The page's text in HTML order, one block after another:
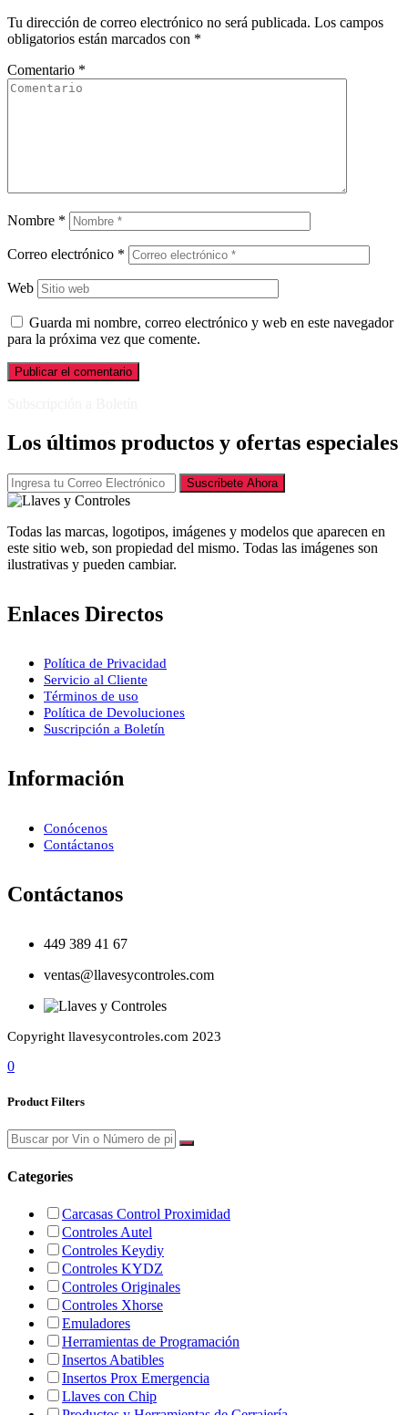
Tu dirección de correo electrónico no será publicada. Los campos
obligatorios están marcados con *
Comentario *
Nombre *
Correo electrónico *
Web
Guarda mi nombre, correo electrónico y web en este navegador
para la próxima vez que comente.
Los últimos productos y ofertas especiales
Suscribete Ahora
Todas las marcas, logotipos, imágenes y modelos que aparecen en
este sitio web, son propiedad del mismo. Todas las imágenes son
ilustrativas y pueden cambiar.
Enlaces Directos
Política de Privacidad
Servicio al Cliente
Términos de uso
Política de Devoluciones
Suscripción a Boletín
Información
Conócenos
Contáctanos
Contáctanos
449 389 41 67
ventas@llavesycontroles.com
Copyright llavesycontroles.com 2023
0
Product Filters
Categories
Carcasas Control Proximidad
Controles Autel
Controles Keydiy
Controles KYDZ
Controles Originales
Controles Xhorse
Emuladores
Herramientas de Programación
Insertos Abatibles
Insertos Prox Emergencia
Llaves con Chip